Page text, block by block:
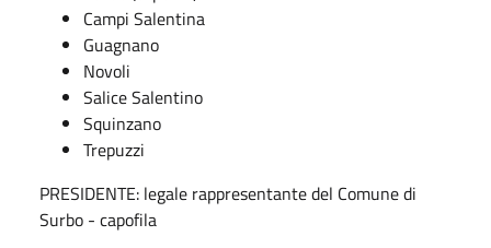
Campi Salentina
Guagnano
Novoli
Salice Salentino
Squinzano
Trepuzzi
PRESIDENTE: legale rappresentante del Comune di
Surbo - capofila